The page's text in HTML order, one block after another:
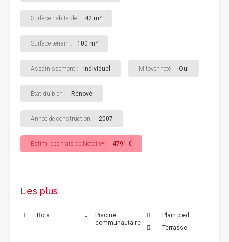
Surface habitable : 42 m²
Surface terrain : 100 m²
Assainissement : Individuel Mitoyenneté : Oui
État du bien : Rénové
Année de construction : 2007
Estim. des frais de Notaire* : 4791 €
Les plus
Bois
Piscine
communautaire
Plain pied
Terrasse